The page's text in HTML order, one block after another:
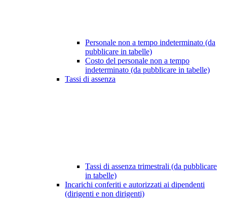
Personale non a tempo indeterminato (da
pubblicare in tabelle)
Costo del personale non a tempo
indeterminato (da pubblicare in tabelle)
Tassi di assenza
Tassi di assenza trimestrali (da pubblicare
in tabelle)
Incarichi conferiti e autorizzati ai dipendenti
(dirigenti e non dirigenti)